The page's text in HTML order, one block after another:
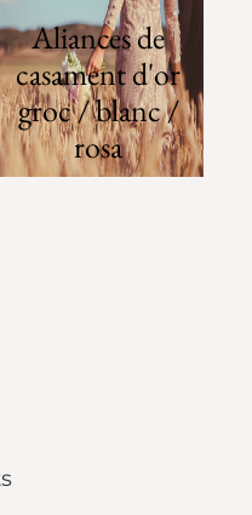
Aliances de
casament d'or
groc / blanc /
rosa